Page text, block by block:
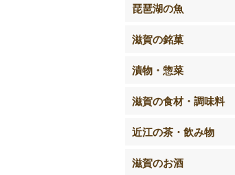
琵琶湖の魚
滋賀の銘菓
漬物・惣菜
滋賀の食材・調味料
近江の茶・飲み物
滋賀のお酒